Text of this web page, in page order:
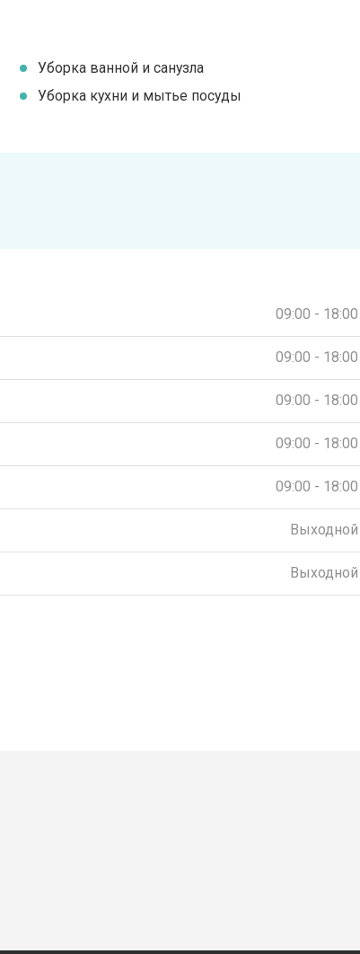
Уборка ванной и санузла
Уборка кухни и мытье посуды
09:00 - 18:00
09:00 - 18:00
09:00 - 18:00
09:00 - 18:00
09:00 - 18:00
Выходной
Выходной